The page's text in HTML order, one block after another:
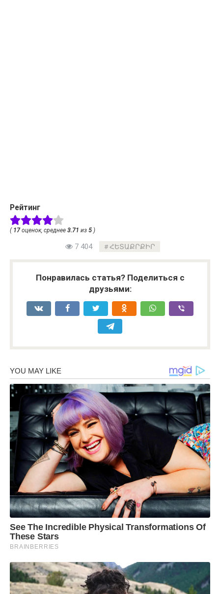
Рейтинг
( 17оценок, среднее 3.71 из 5 )
7 404 ՀԵՏԱՔՐՔԻՐ
Понравилась статья? Поделиться с
друзьями: